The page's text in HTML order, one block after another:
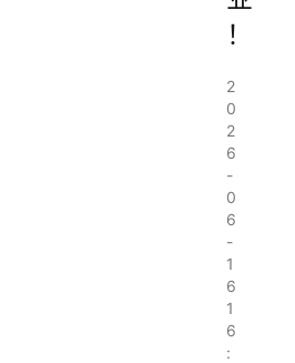
！
2
0
2
6
-
0
6
-
1
6
1
6
: